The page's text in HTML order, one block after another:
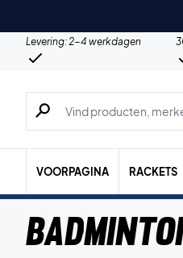
Levering: 2-4 werkdagen
Zoeken naar producten,
VOORPAGINA RACKETS